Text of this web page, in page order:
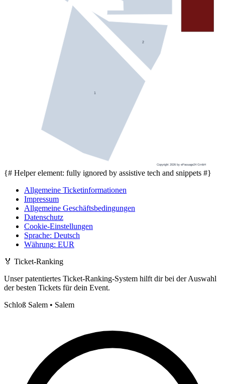
1
2
Copyright 2026 by ePassage24 GmbH
{# Helper element: fully ignored by assistive tech and snippets #}
Allgemeine Ticketinformationen
Impressum
Allgemeine Geschäftsbedingungen
Datenschutz
Cookie-Einstellungen
Sprache: Deutsch
Währung: EUR
🏅 Ticket-Ranking
Unser patentiertes Ticket-Ranking-System hilft dir bei der Auswahl
der besten Tickets für dein Event.
Schloß Salem • Salem